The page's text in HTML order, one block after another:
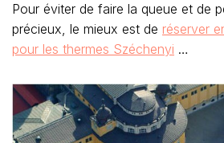
Pour éviter de faire la queue et de
précieux, le mieux est de réserver
pour les thermes Széchenyi …